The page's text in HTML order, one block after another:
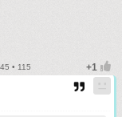
• 115